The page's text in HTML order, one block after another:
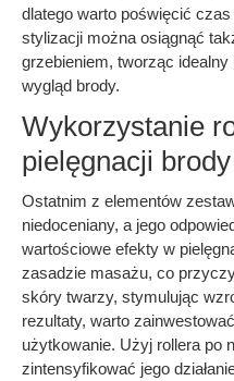
dlatego warto poświęcić
stylizacji można osiągnąć
grzebieniem, tworząc idealny
wygląd brody.
Wykorzystanie
pielęgnacji brody
Ostatnim z elementów
niedoceniany, a jego
wartościowe efekty w
zasadzie masażu, co
skóry twarzy, stymulując
rezultaty, warto
użytkowanie. Użyj rollera po
zintensyfikować jego